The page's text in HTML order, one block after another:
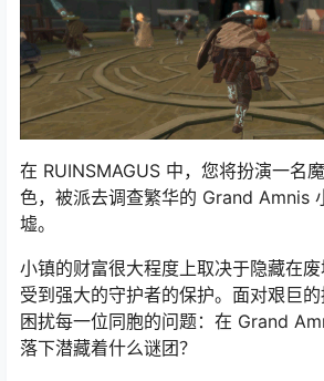
在 RUINSMAGUS 中，您将扮演一名
色，被派去调查繁华的 Grand Amnis
墟。
小镇的财富很大程度上取决于隐藏在
受到强大的守护者的保护。面对艰巨
困扰每一位同胞的问题：在 Grand
落下潜藏着什么谜团？